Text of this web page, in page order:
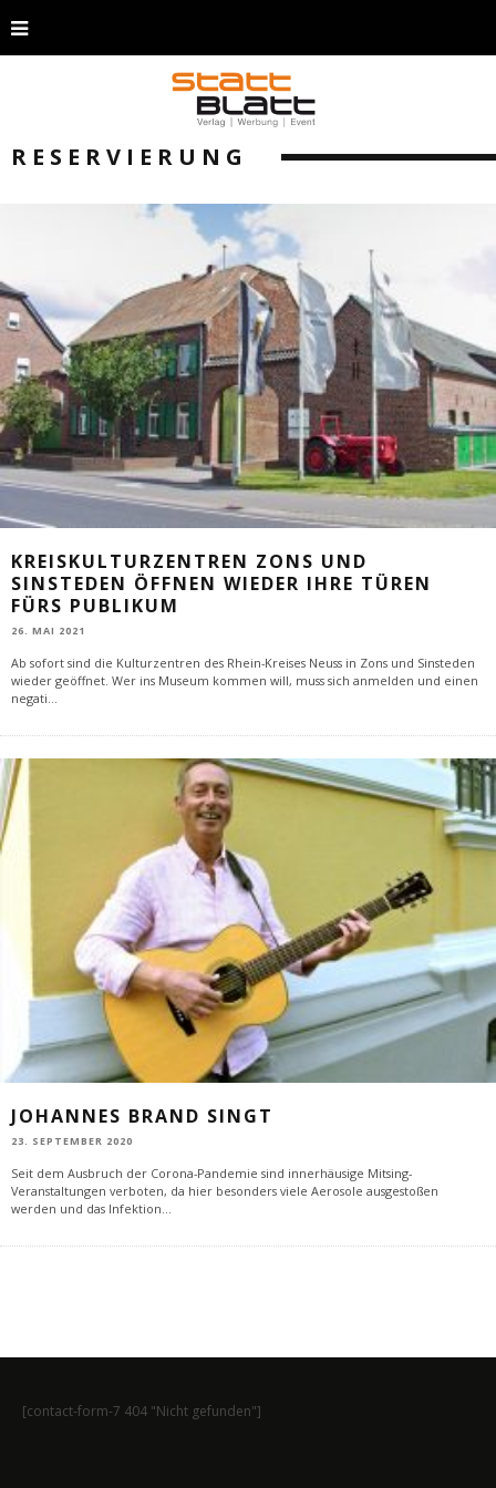
RESERVIERUNG
KREISKULTURZENTREN ZONS UND
SINSTEDEN ÖFFNEN WIEDER IHRE TÜREN
FÜRS PUBLIKUM
26. MAI 2021
Ab sofort sind die Kulturzentren des Rhein-Kreises Neuss in Zons und Sinsteden
wieder geöffnet. Wer ins Museum kommen will, muss sich anmelden und einen
negati...
JOHANNES BRAND SINGT
23. SEPTEMBER 2020
Seit dem Ausbruch der Corona-Pandemie sind innerhäusige Mitsing-
Veranstaltungen verboten, da hier besonders viele Aerosole ausgestoßen
werden und das Infektion...
[contact-form-7 404 "Nicht gefunden"]